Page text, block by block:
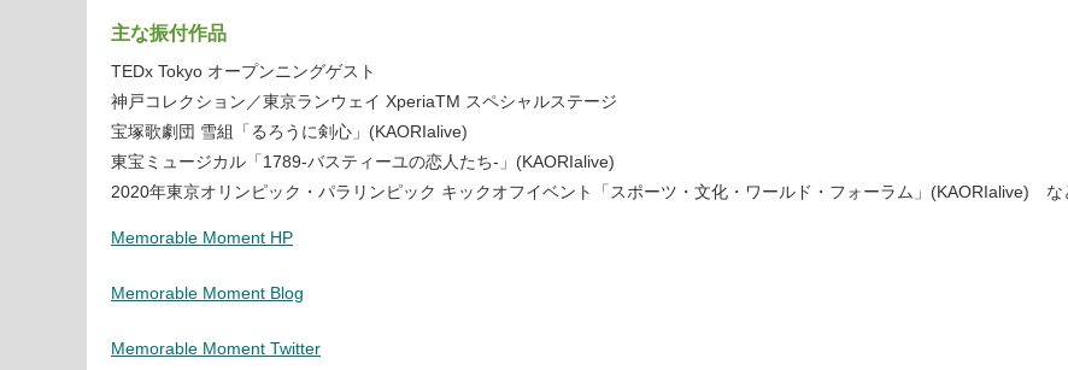
主な振付作品
TEDx Tokyo オープンニングゲスト
神戸コレクション／東京ランウェイ XperiaTM スペシャルステージ
宝塚歌劇団 雪組「るろうに剣心」(KAORIalive)
東宝ミュージカル「1789-バスティーユの恋人たち-」(KAORIalive)
2020年東京オリンピック・パラリンピック キックオフイベント「スポーツ・文化・ワールド・フォーラム」(KAORIalive) な
Memorable Moment HP
Memorable Moment Blog
Memorable Moment Twitter